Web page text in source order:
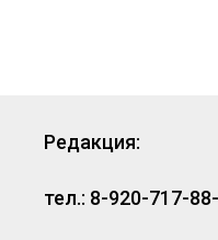
Редакция:
тел.: 8-920-717-